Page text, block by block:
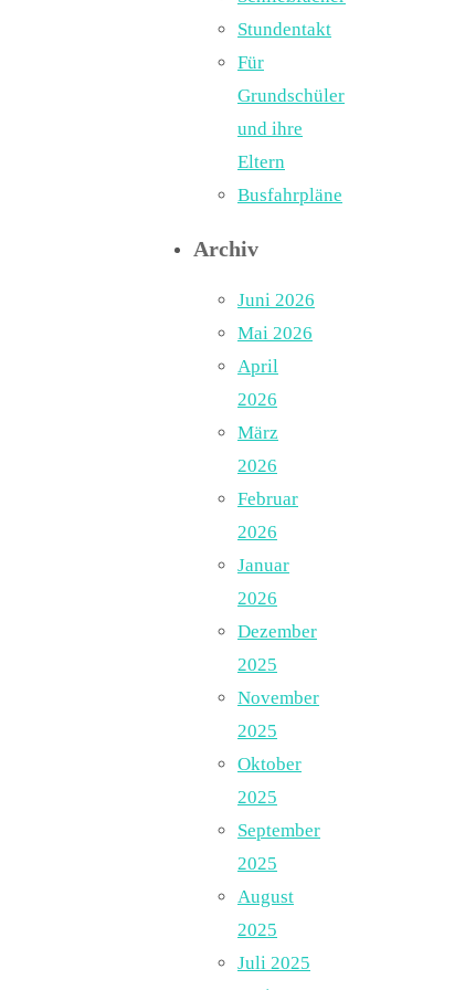
Stundentakt
Für
Grundschüler
und ihre
Eltern
Busfahrpläne
Archiv
Juni 2026
Mai 2026
April
2026
März
2026
Februar
2026
Januar
2026
Dezember
2025
November
2025
Oktober
2025
September
2025
August
2025
Juli 2025